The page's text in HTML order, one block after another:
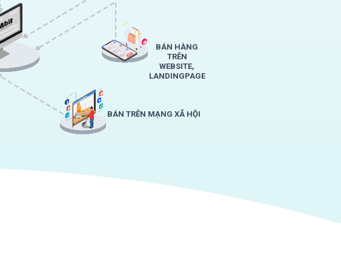
BÁN HÀNG
TRÊN
WEBSITE,
LANDINGPAGE
BÁN TRÊN MẠNG XÃ HỘI